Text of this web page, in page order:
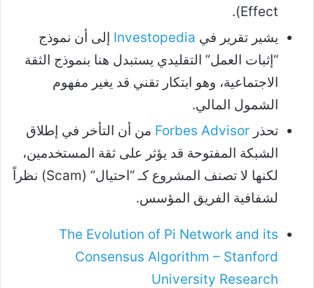
Effect).
يشير تقرير في Investopedia إلى أن نموذج
“إثبات العمل” التقليدي يستبدل هنا بنموذج الثقة
الاجتماعية، وهو ابتكار تقني قد يغير مفهوم
الشمول المالي.
تحذر Forbes Advisor من أن التأخر في إطلاق
الشبكة المفتوحة قد يؤثر على ثقة المستخدمين،
لكنها لا تصنف المشروع كـ “احتيال” (Scam) نظراً
لشفافية الفريق المؤسس.
The Evolution of Pi Network and its
Consensus Algorithm – Stanford
University Research